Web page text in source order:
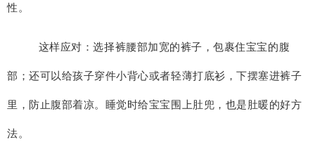
性。
这样应对：选择裤腰部加宽的裤子，包裹住宝宝的腹
部；还可以给孩子穿件小背心或者轻薄打底衫，下摆塞进裤子
里，防止腹部着凉。睡觉时给宝宝围上肚兜，也是肚暖的好方
法。